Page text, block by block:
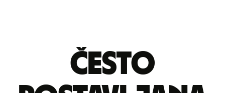
Često